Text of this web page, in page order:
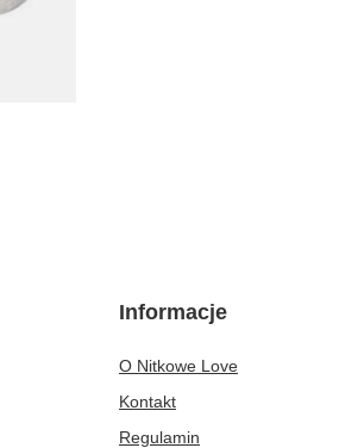
Informacje
O Nitkowe Love
Kontakt
Regulamin